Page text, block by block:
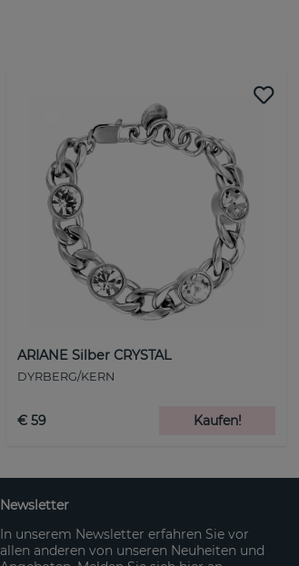
ARIANE Silber CRYSTAL
DYRBERG/KERN
€ 59 Kaufen!
Newsletter
In unserem Newsletter erfahren Sie vor
allen anderen von unseren Neuheiten und